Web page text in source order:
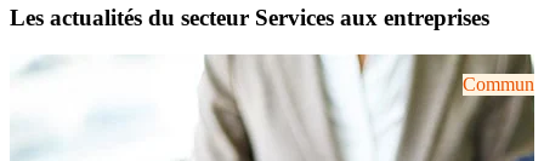
Les actualités du secteur Services aux entreprises